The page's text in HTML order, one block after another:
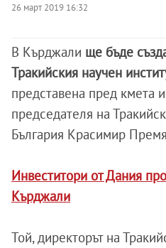
26 март 2019 16:32
В Кърджали ще бъде
Тракийския научен
представена пред кмета
председателя на
България Красимир
Инвеститори от Дания
Кърджали
Той, директорът на